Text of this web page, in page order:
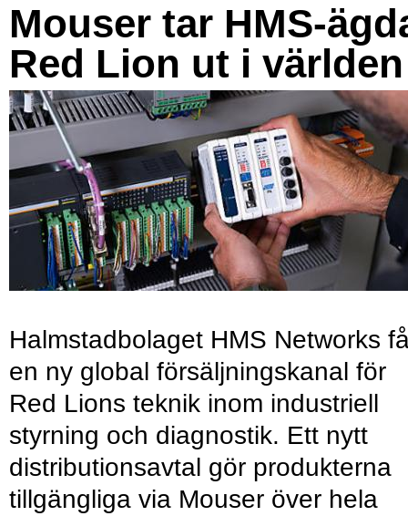
Mouser tar HMS-
Red Lion ut i världen
Halmstadbolaget HMS Networks
en ny global försäljningskanal för
Red Lions teknik inom industriell
styrning och diagnostik. Ett nytt
distributionsavtal gör produkterna
tillgängliga via Mouser över hela